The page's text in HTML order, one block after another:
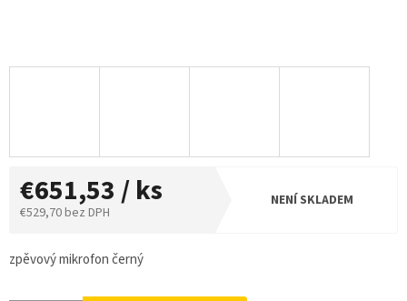
€651,53 / ks
€529,70 bez DPH
cena:
NENÍ SKLADEM
zpěvový mikrofon černý